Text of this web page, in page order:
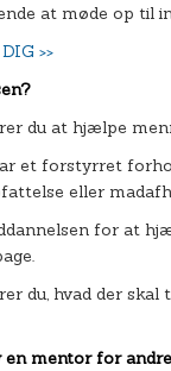
at møde op til
>>
du at hjælpe
et forstyrret
eller
for at
du, hvad der
mentor for